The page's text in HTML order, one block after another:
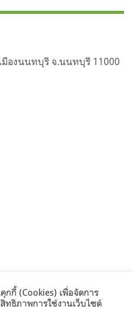
มืองนนทบุรี จ.นนทบุรี 11000
กกี้ (Cookies) เพื่อจัดการ
ทธิภาพการใช้งานเว็บไซต์